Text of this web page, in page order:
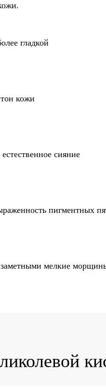
гладкой
кожи
сияние
пигментных
заметными мелкие